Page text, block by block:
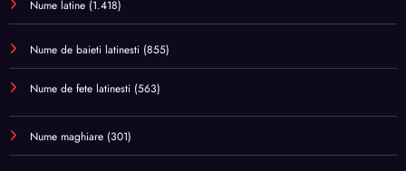
Nume latine (1.418)
Nume de baieti latinesti (855)
Nume de fete latinesti (563)
Nume maghiare (301)